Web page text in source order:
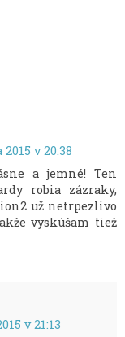
v 20:38
a jemné! Ten
robia zázraky,
už netrpezlivo
vyskúšam tiež
v 21:13